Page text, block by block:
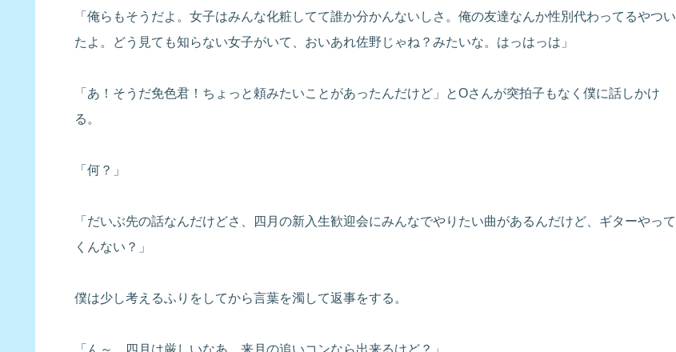
「俺らもそうだよ。女子はみんな化粧してて誰か分かんないしさ。俺の友達なんか性別代わってるやつい
たよ。どう見ても知らない女子がいて、おいあれ佐野じゃね？みたいな。はっはっは」
「あ！そうだ免色君！ちょっと頼みたいことがあったんだけど」とOさんが突拍子もなく僕に話しかけ
る。
「何？」
「だいぶ先の話なんだけどさ、四月の新入生歓迎会にみんなでやりたい曲があるんだけど、ギターやって
くんない？」
僕は少し考えるふりをしてから言葉を濁して返事をする。
「ん～、四月は厳しいなあ。来月の追いコンなら出来るけど？」